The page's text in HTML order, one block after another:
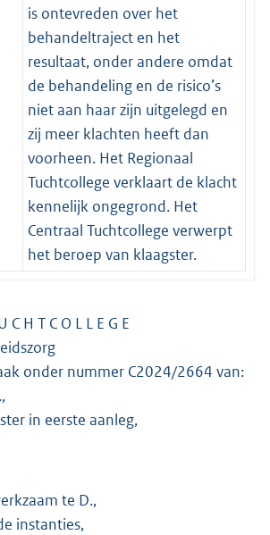
is ontevreden over het
behandeltraject en het
resultaat, onder andere omdat
de behandeling en de risico’s
niet aan haar zijn uitgelegd en
zij meer klachten heeft dan
voorheen. Het Regionaal
Tuchtcollege verklaart de klacht
kennelijk ongegrond. Het
Centraal Tuchtcollege verwerpt
het beroep van klaagster.
C H T C O L L E G E
onder nummer C2024/2664 van:
in eerste aanleg,
te D.,
instanties,